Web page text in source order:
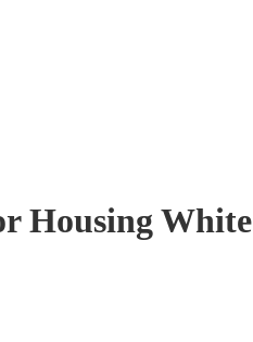
Housing White